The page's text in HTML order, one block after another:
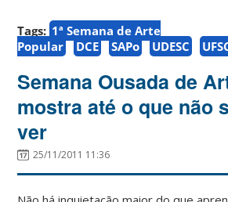
Tags: 1ª Semana de Arte
Popular
DCE SAPo UDESC
Semana Ousada de
mostra até o que não
ver
25/11/2011 11:36